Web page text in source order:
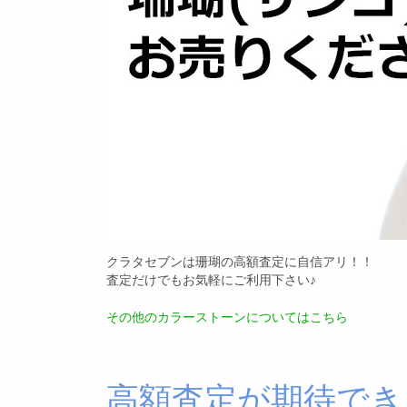
クラタセブンは珊瑚の高額査定に自信アリ！！
査定だけでもお気軽にご利用下さい♪
その他のカラーストーンについてはこちら
高額査定が期待で